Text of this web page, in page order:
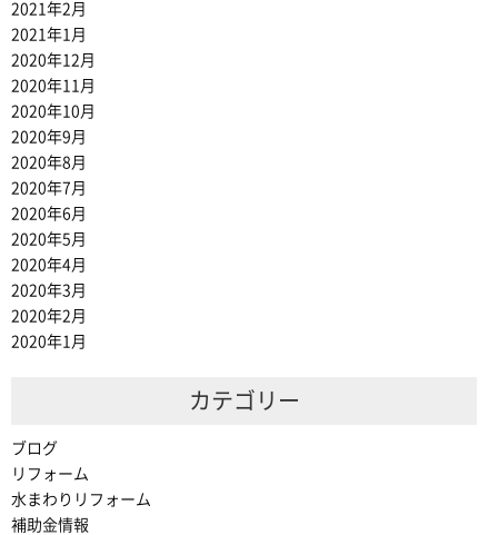
2021年2月
2021年1月
2020年12月
2020年11月
2020年10月
2020年9月
2020年8月
2020年7月
2020年6月
2020年5月
2020年4月
2020年3月
2020年2月
2020年1月
カテゴリー
ブログ
リフォーム
水まわりリフォーム
補助金情報